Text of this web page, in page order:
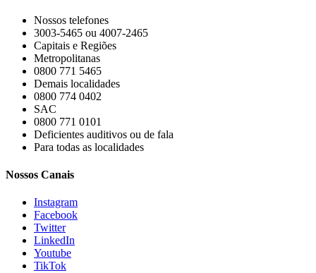
Nossos telefones
3003-5465 ou 4007-2465
Capitais e Regiões
Metropolitanas
0800 771 5465
Demais localidades
0800 774 0402
SAC
0800 771 0101
Deficientes auditivos ou de fala
Para todas as localidades
Nossos Canais
Instagram
Facebook
Twitter
LinkedIn
Youtube
TikTok